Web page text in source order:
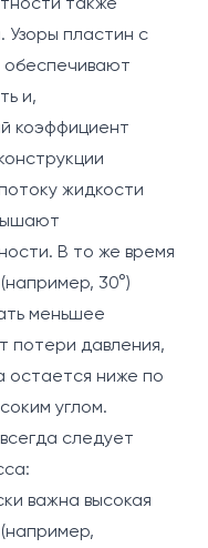
также
Узоры пластин с
обеспечивают
и,
коэффициент
жидкости
В то же время
30°)
меньшее
потери давления,
остается ниже по
углом.
следует
важна высокая